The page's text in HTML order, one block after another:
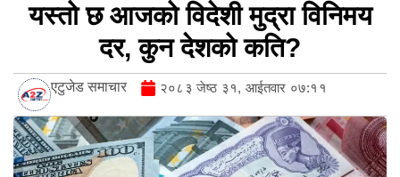
यस्तो छ आजको विदेशी मुद्रा विनिमय
दर, कुन देशको कति?
एटुजेड समाचार २०८३ जेष्ठ ३१, आईतवार ०७:११